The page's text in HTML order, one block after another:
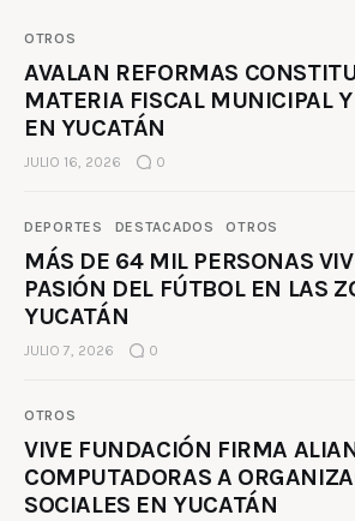
OTROS
AVALAN REFORMAS
MATERIA FISCAL MUNICIPAL
EN YUCATÁN
JULIO 16, 2026 0
DEPORTES DESTACADOS OTROS
MÁS DE 64 MIL PERSONAS
PASIÓN DEL FÚTBOL EN LAS
YUCATÁN
JULIO 7, 2026 0
OTROS
VIVE FUNDACIÓN FIRMA
COMPUTADORAS A
SOCIALES EN YUCATÁN